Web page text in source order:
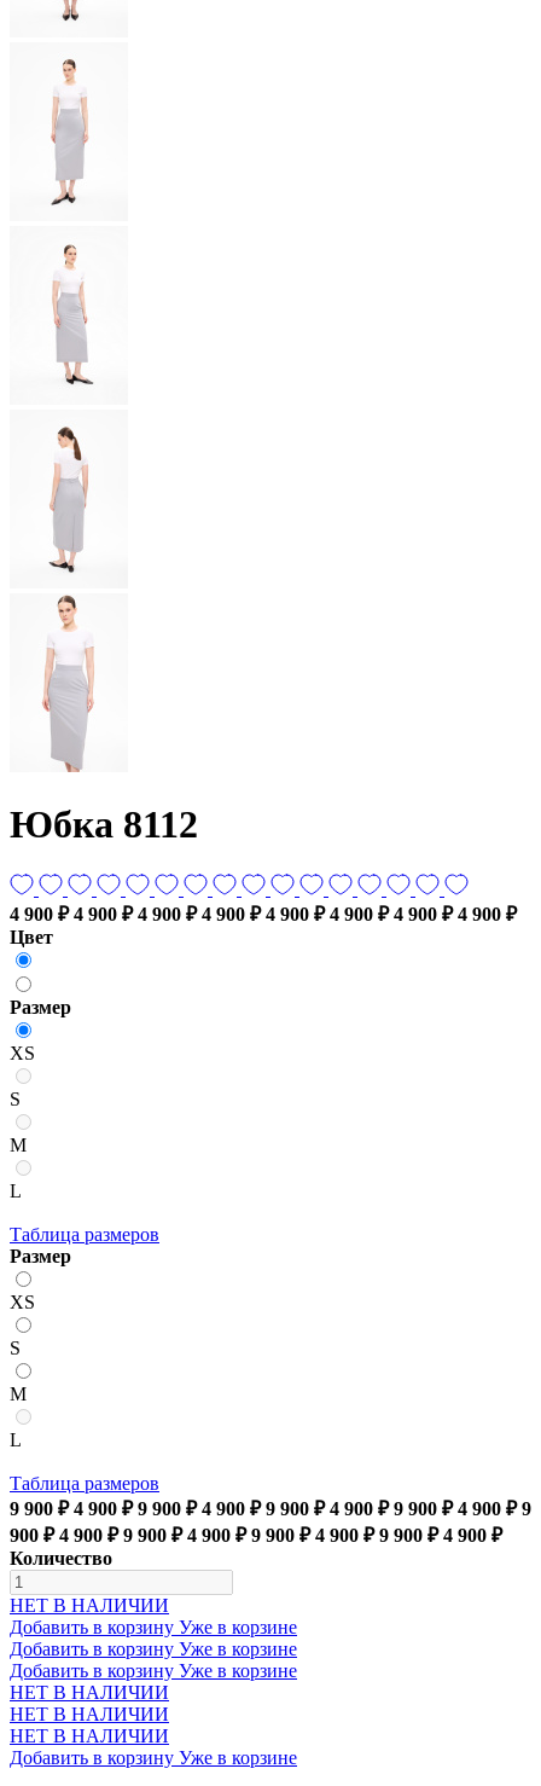
Юбка 8112
4 900 ₽ 4 900 ₽ 4 900 ₽ 4 900 ₽ 4 900 ₽ 4 900 ₽ 4 900 ₽ 4 900 ₽
Цвет
Размер
XS
S
M
L
Таблица размеров
Размер
XS
S
M
L
Таблица размеров
9 900 ₽ 4 900 ₽ 9 900 ₽ 4 900 ₽ 9 900 ₽ 4 900 ₽ 9 900 ₽ 4 900 ₽ 9
900 ₽ 4 900 ₽ 9 900 ₽ 4 900 ₽ 9 900 ₽ 4 900 ₽ 9 900 ₽ 4 900 ₽
Количество
НЕТ В НАЛИЧИИ
Добавить в корзину Уже в корзине
Добавить в корзину Уже в корзине
Добавить в корзину Уже в корзине
НЕТ В НАЛИЧИИ
НЕТ В НАЛИЧИИ
НЕТ В НАЛИЧИИ
Добавить в корзину Уже в корзине